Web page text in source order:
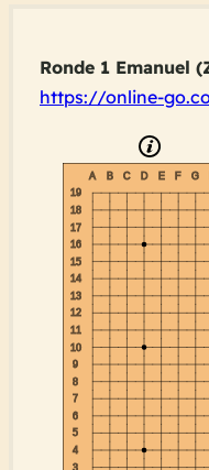
Ronde 1 Emanuel
https://online-
A B C D E F G
19
18
17
16
15
14
13
12
11
10
9
8
7
6
5
4
3